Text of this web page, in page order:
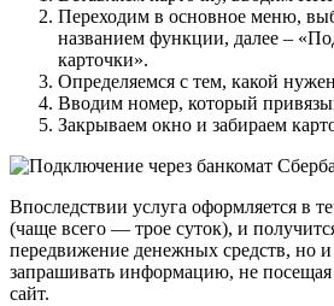
Переходим в основное меню,
названием функции, далее –
карточки».
Определяемся с тем, какой
Вводим номер, который
Закрываем окно и забираем
Впоследствии услуга оформляется в
(чаще всего — трое суток), и
передвижение денежных средств, но и
запрашивать информацию, не посещая
сайт.